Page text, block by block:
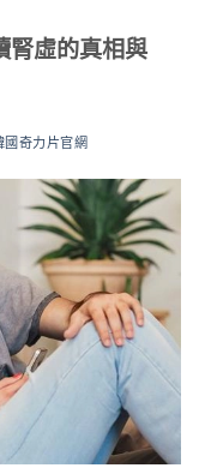
腎虛的真相與
國奇力片官網